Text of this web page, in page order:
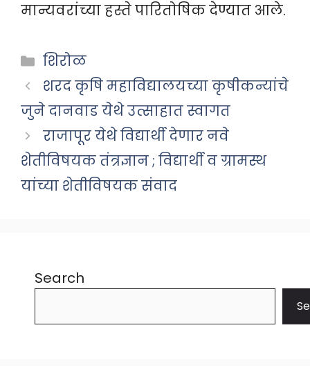
मान्यवरांच्या हस्ते पारितोषिक देण्यात आले.
Categories
शिरोळ
शरद कृषि महाविद्यालयच्या कृषीकन्यांचे
जुने दानवाड येथे उत्साहात स्वागत
राजापूर येथे विद्यार्थी देणार नवे
शेतीविषयक तंत्रज्ञान ; विद्यार्थी व ग्रामस्थ
यांच्या शेतीविषयक संवाद
Search